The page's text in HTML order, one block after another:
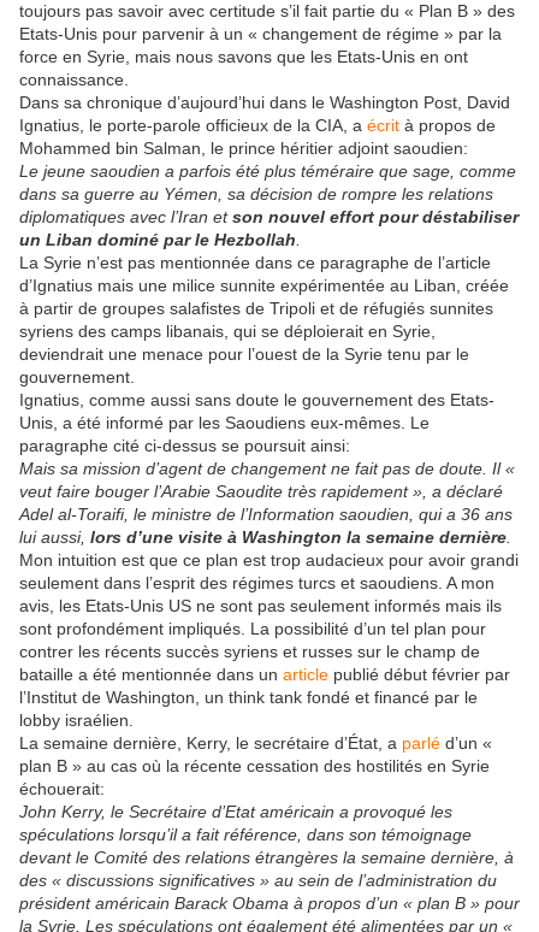
toujours pas savoir avec certitude s’il fait partie du « Plan B » des
Etats-Unis pour parvenir à un « changement de régime » par la
force en Syrie, mais nous savons que les Etats-Unis en ont
connaissance.
Dans sa chronique d’aujourd’hui dans le Washington Post, David
Ignatius, le porte-parole officieux de la CIA, a écrit à propos de
Mohammed bin Salman, le prince héritier adjoint saoudien:
Le jeune saoudien a parfois été plus téméraire que sage, comme
dans sa guerre au Yémen, sa décision de rompre les relations
diplomatiques avec l’Iran etson nouvel effort pour déstabiliser
un Liban dominé par le Hezbollah
La Syrie n’est pas mentionnée dans ce paragraphe de l’article
d’Ignatius mais une milice sunnite expérimentée au Liban, créée
à partir de groupes salafistes de Tripoli et de réfugiés sunnites
syriens des camps libanais, qui se déploierait en Syrie,
deviendrait une menace pour l’ouest de la Syrie tenu par le
gouvernement.
Ignatius, comme aussi sans doute le gouvernement des Etats-
Unis, a été informé par les Saoudiens eux-mêmes. Le
paragraphe cité ci-dessus se poursuit ainsi:
Mais sa mission d’agent de changement ne fait pas de doute. Il «
veut faire bouger l’Arabie Saoudite très rapidement », a déclaré
Adel al-Toraifi, le ministre de l’Information saoudien, qui a 36 ans
lui aussi, lors d’une visite à Washington la semaine dernière
Mon intuition est que ce plan est trop audacieux pour avoir grandi
seulement dans l’esprit des régimes turcs et saoudiens. A mon
avis, les Etats-Unis US ne sont pas seulement informés mais ils
sont profondément impliqués. La possibilité d’un tel plan pour
contrer les récents succès syriens et russes sur le champ de
bataille a été mentionnée dans un article publié début février par
l’Institut de Washington, un think tank fondé et financé par le
lobby israélien.
La semaine dernière, Kerry, le secrétaire d’État, a parlé d’un «
plan B » au cas où la récente cessation des hostilités en Syrie
échouerait:
John Kerry, le Secrétaire d’Etat américain a provoqué les
spéculations lorsqu’il a fait référence, dans son témoignage
devant le Comité des relations étrangères la semaine dernière, à
des « discussions significatives » au sein de l’administration du
président américain Barack Obama à propos d’un « plan B » pour
la Syrie. Les spéculations ont également été alimentées par un «